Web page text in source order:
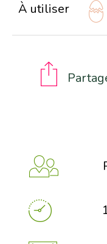
À utiliser